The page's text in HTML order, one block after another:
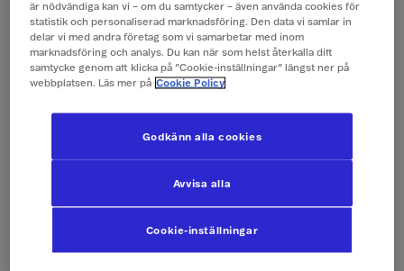
är nödvändiga kan vi – om du samtycker – även använda cookies för
statistik och personaliserad marknadsföring. Den data vi samlar in
delar vi med andra företag som vi samarbetar med inom
marknadsföring och analys. Du kan när som helst återkalla ditt
samtycke genom att klicka på ”Cookie-inställningar” längst ner på
webbplatsen. Läs mer på Cookie Policy
Cookie-inställningar
Avvisa alla
Godkänn alla cookies